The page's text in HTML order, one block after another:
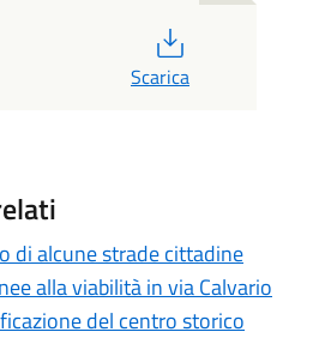
Scarica
di alcune strade cittadine
alla viabilità in via Calvario
del centro storico